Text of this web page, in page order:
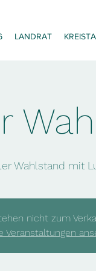
LANDRAT
Wahlstand mit
nicht zum
Veranstaltungen